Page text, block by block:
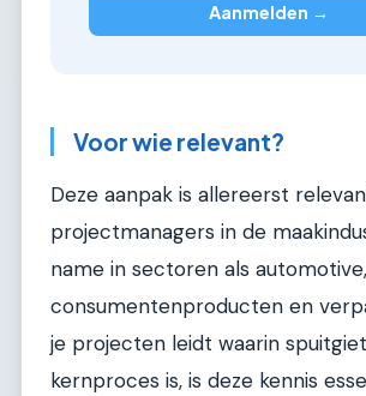
Aanmelden →
Voor wie relevant?
Deze aanpak is allereerst
projectmanagers in de
name in sectoren als automotive,
consumentenproducten en
je projecten leidt waarin
kernproces is, is deze kennis